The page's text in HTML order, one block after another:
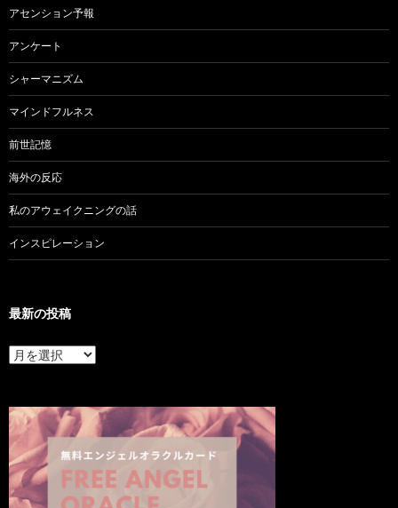
アセンション予報
アンケート
シャーマニズム
マインドフルネス
前世記憶
海外の反応
私のアウェイクニングの話
インスピレーション
最新の投稿
最
新
稿